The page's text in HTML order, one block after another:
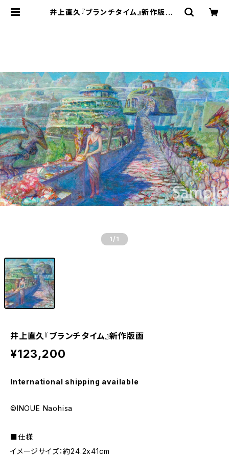
井上直久『ブランチタイム』新作版画 |
1 /1
井上直久『ブランチタイム』新作版画
¥123,200
International shipping available
©INOUE Naohisa
■仕様
イメージサイズ：約24.2x41cm